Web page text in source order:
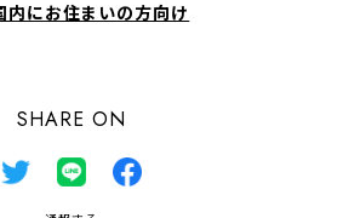
内にお住まいの方向け
SHARE ON